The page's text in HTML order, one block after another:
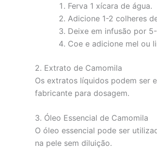
Ferva 1 xícara de água.
Adicione 1-2 colheres
Deixe em infusão por
Coe e adicione mel ou
2. Extrato de Camomila
Os extratos líquidos podem ser
fabricante para dosagem.
3. Óleo Essencial de Camomila
O óleo essencial pode ser
na pele sem diluição.